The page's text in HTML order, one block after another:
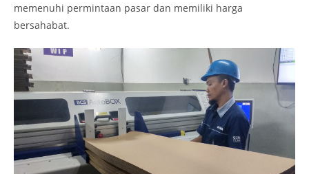
memenuhi permintaan pasar dan memiliki harga
bersahabat.